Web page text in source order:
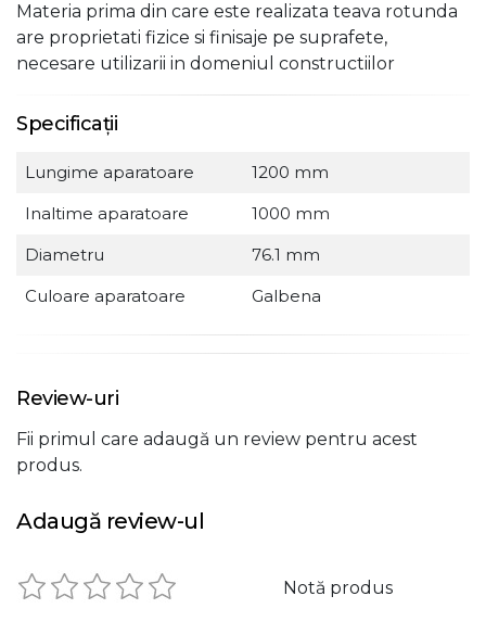
Materia prima din care este realizata teava rotunda
are proprietati fizice si finisaje pe suprafete,
necesare utilizarii in domeniul constructiilor
Specificații
Lungime aparatoare
1200 mm
Inaltime aparatoare
1000 mm
Diametru
76.1 mm
Culoare aparatoare
Galbena
Review-uri
Fii primul care adaugă un review pentru acest
produs.
Adaugă review-ul
Notă produs